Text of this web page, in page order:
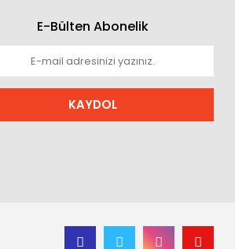
E-Bülten Abonelik
KAYDOL